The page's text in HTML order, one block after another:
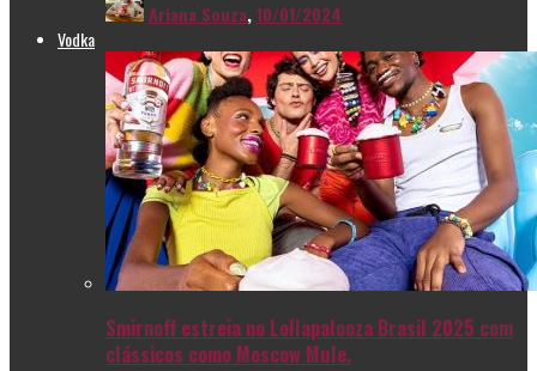
Ariana Souza,10/01/2024
Vodka
Smirnoff estreia no Lollapalooza Brasil 2025 com
clássicos como Moscow Mule.